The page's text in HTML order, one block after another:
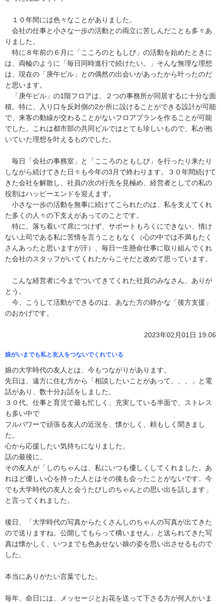
１０年間には色々なことがありました。
会社の仕事と小さな一歩の活動との両立に苦しんだことも多々あ
りました。
特に８年前の６月に「こころのともしび」の活動を始めたときに
は、両輪のように「毎日同時進行で続けたい。」そんな無理な理想
は、現在の「庚午ビル」との偶然の出会いがあったから叶ったのだ
と思います。
「庚午ビル」の1階フロアは、２つの事務所が同居するに十分な面
積。特に、入り口を反対側の2か所に設けることができる設計が可能
で、来客の動線が交わることがないフロアプランを作ることが可能
でした。これは都市部の共同ビルではとても珍しいもので、私が抱
いていた理想を叶えるものでした。
毎日「会社の事務室」と「こころのともしび」を行ったり来たり
しながら続けてきた日々も今年の3月で終わります。３０年間続けて
きた会社を解散し、社員の次の行先を見極め、経営者としての私の
役割はハッピーエンドを迎えます。
小さな一歩の活動を無事に続けてこられたのは、私を支えてくれ
た多くの人々の下支えがあってのことです。
特に、落ち着いて席につけず、サポートもろくにできない、情け
ない上司である私に苦情を言うこともなく（心の中では不満もたく
さんあったと思いますが汗）、毎日一生懸命仕事に取り組んでくれ
た会社のスタッフがいてくれたからこそだと改めて思っています。
こんな経営者に今までついてきてくれた社員のみなさん、ありが
とう。
今、こうして活動ができるのは、あなた方の静かな「後方支援」
のおかげです。
2023年02月01日 19:06
娘がいまでも私と友人をつないでくれている
娘の大学時代の友人とは、今もつながりがあります。
先日は、遠方に住む方から「相談したいことがあって、、、」と電
話があり、数十分お話をしました。
３０代。仕事と育児で最も忙しく、充実している半面で、ストレス
も多い中で
フルパワーで頑張る友人の近況を、懐かしく、頼もしく聞きまし
た。
心から応援したい気持ちになりました。
話の最後に、
その友人が「しのちゃんは、私にいつも優しくしてくれました。あ
れほど優しい心を持った人とはその後も会ったことがないです。今
でも大学時代の友人と会うたびしのちゃんとの思い出を話します」
と言ってくれました。
後日、「大学時代の写真からたくさんしのちゃんの写真が出てきた
ので送りますね。公開してもらって構いません」と送られてきた写
真は懐かしく、いつまでも色あせない娘の姿を思い出させるもので
した。
本当にありがたい言葉でした。
毎年、命日には、メッセージとお花を送って下さる方が何人かいま